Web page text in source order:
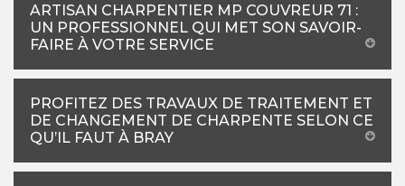
ARTISAN CHARPENTIER MP COUVREUR 71 :
UN PROFESSIONNEL QUI MET SON SAVOIR-
FAIRE À VOTRE SERVICE
PROFITEZ DES TRAVAUX DE TRAITEMENT ET
DE CHANGEMENT DE CHARPENTE SELON CE
QU’IL FAUT À BRAY